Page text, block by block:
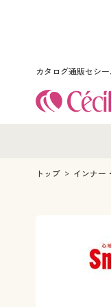
カタログ通販セシ
トップ インナー